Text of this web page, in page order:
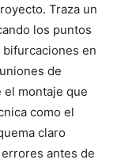
Traza un
los puntos
en
de
el montaje que
como el
claro
antes de